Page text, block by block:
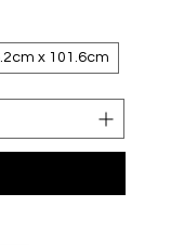
x 101.6cm